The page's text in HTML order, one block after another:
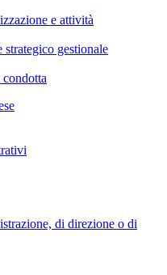
e attività
gestionale
di direzione o di